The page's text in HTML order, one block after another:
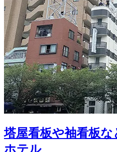
塔屋看板や袖看板
ホテル